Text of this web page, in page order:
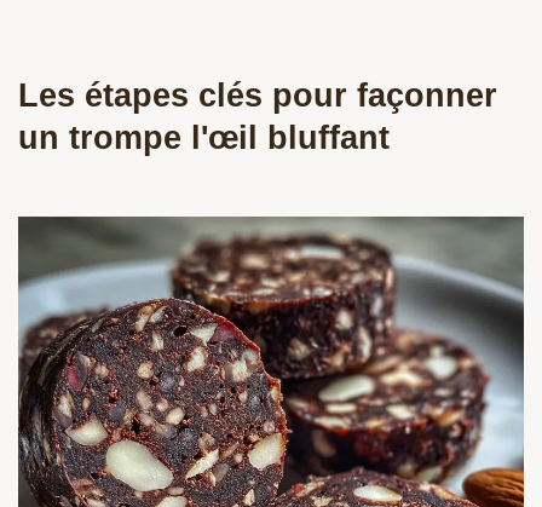
Les étapes clés pour façonner
un trompe l'œil bluffant